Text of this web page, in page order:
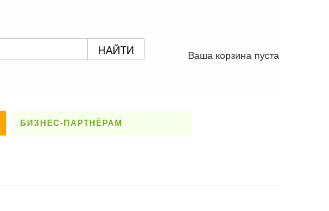
Ваша корзина пуста
БИЗНЕС-ПАРТНЁРАМ